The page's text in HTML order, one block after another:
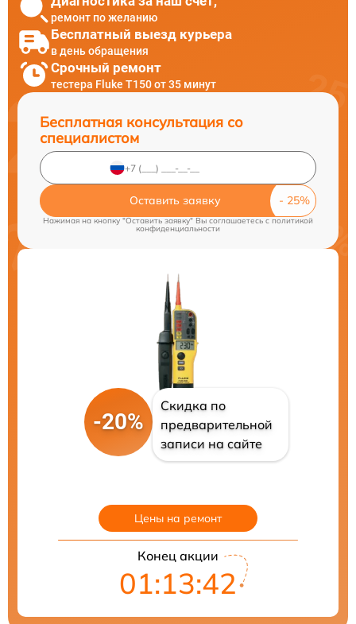
ремонт по желанию
Бесплатный выезд курьера
в день обращения
Срочный ремонт
тестера Fluke T150 от 35 минут
Бесплатная консультация со
специалистом
Оставить заявку
Нажимая на кнопку "Оставить заявку" Вы соглашаетесь cполитикой
конфиденциальности
-20%
Скидка по
предварительной
записи на сайте
Цены на ремонт
Конец акции
01:13:41